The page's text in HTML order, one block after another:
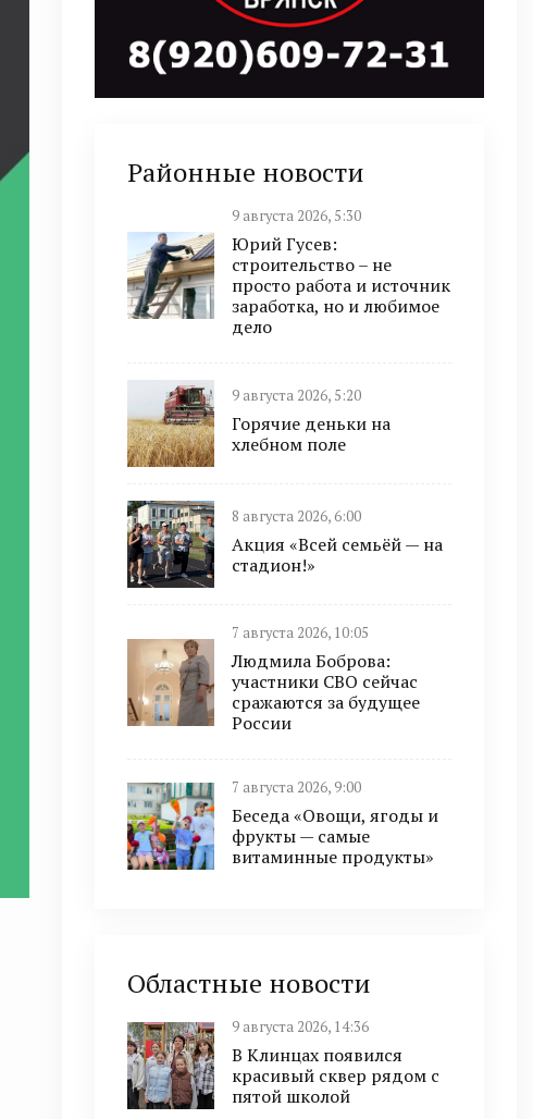
Районные новости
9 августа 2026, 5:30
Юрий Гусев:
строительство – не
просто работа и источник
заработка, но и любимое
дело
9 августа 2026, 5:20
Горячие деньки на
хлебном поле
8 августа 2026, 6:00
Акция «Всей семьёй — на
стадион!»
7 августа 2026, 10:05
Людмила Боброва:
участники СВО сейчас
сражаются за будущее
России
7 августа 2026, 9:00
Беседа «Овощи, ягоды и
фрукты — самые
витаминные продукты»
Областные новости
9 августа 2026, 14:36
В Клинцах появился
красивый сквер рядом с
пятой школой